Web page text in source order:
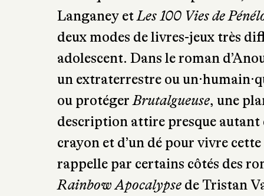
Langaney etLes 100 Vies de
deux modes de livres-jeux très
adolescent. Dans le roman
un extraterrestre ou
ou protégerBrutalgueuse, une
description attire presque autant
crayon et d’un dé pour vivre
rappelle par certains côtés des
Rainbow Apocalypse de Tristan